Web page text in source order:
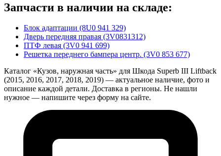
Запчасти в наличии на складе:
Блок адаптации (8U0 941 329)
Дверь передняя правая (3V0831312)
ПТФ левая (3V0 941 699)
Решетка переднего бампера центр. (3V0 853 677)
Каталог «Кузов, наружная часть» для Шкода Superb III Liftback
(2015, 2016, 2017, 2018, 2019) — актуальное наличие, фото и
описание каждой детали. Доставка в регионы. Не нашли
нужное — напишите через форму на сайте.